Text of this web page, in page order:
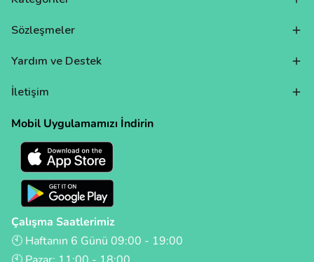
Sözleşmeler
Yardım ve Destek
İletişim
Mobil Uygulamamızı İndirin
Çalışma Saatlerimiz
🕙 Haftanın 6 Günü 09:00 - 19:00